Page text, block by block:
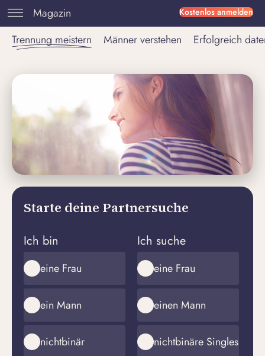
Kostenlos anmelden
Magazin
Trennung meistern
Männer verstehen Erfolgreich
Starte deine Partnersuche
Ich bin
eine Frau
ein Mann
nichtbinär
Ich suche
eine Frau
einen Mann
nichtbinäre Singles